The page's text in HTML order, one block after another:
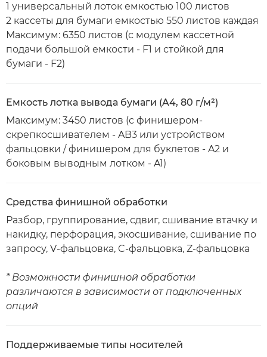
1 универсальный лоток емкостью 100 листов
2 кассеты для бумаги емкостью 550 листов каждая
Максимум: 6350 листов (с модулем кассетной
подачи большой емкости - F1 и стойкой для
бумаги - F2)
Емкость лотка вывода бумаги (A4, 80 г/м²)
Максимум: 3450 листов (с финишером-
скрепкосшивателем - AB3 или устройством
фальцовки / финишером для буклетов - A2 и
боковым выводным лотком - A1)
Средства финишной обработки
Разбор, группирование, сдвиг, сшивание втачку и
накидку, перфорация, экосшивание, сшивание по
запросу, V-фальцовка, C-фальцовка, Z-фальцовка
* Возможности финишной обработки
различаются в зависимости от подключенных
опций
Поддерживаемые типы носителей